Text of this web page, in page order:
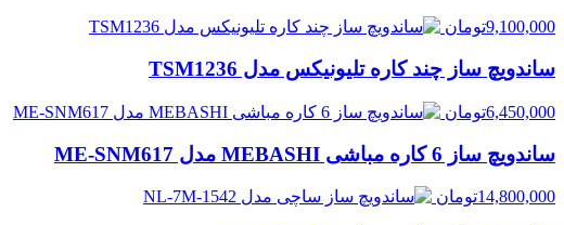
9,100,000تومان
ساندویچ ساز چند کاره تلیونیکس مدل TSM1236
6,450,000تومان
ساندویچ ساز 6 کاره مباشی MEBASHI مدل ME-SNM617
14,800,000تومان